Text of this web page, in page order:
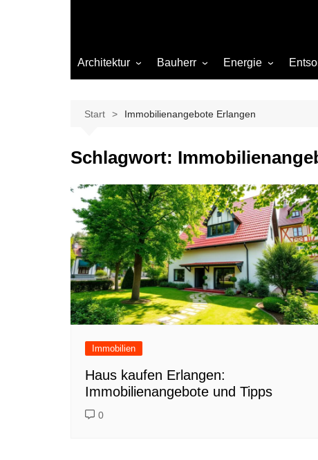
Architektur Bauherr
Beleuchtung
Materialien
Ökologisch bauen
Renovierung
Sanierung
Hygiene
Energie
Gas
Start Immobilienangebote Erlangen
Schlagwort:
Immobilien
Haus kaufen Erlangen:
Immobilienangebote und Tipps
0